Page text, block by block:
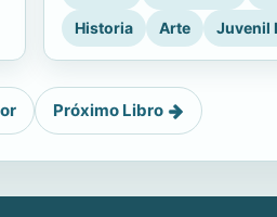
Historia
Arte Juvenil
Próximo Libro